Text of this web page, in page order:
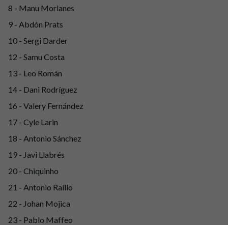
8 - Manu Morlanes
9 - Abdón Prats
10 - Sergi Darder
12 - Samu Costa
13 - Leo Román
14 - Dani Rodríguez
16 - Valery Fernández
17 - Cyle Larin
18 - Antonio Sánchez
19 - Javi Llabrés
20 - Chiquinho
21 - Antonio Raíllo
22 - Johan Mojica
23 - Pablo Maffeo